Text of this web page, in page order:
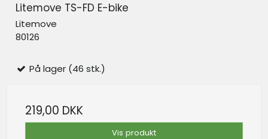
Litemove TS-FD E-bike
Litemove
80126
På lager (46 stk.)
219,00 DKK
Vis produkt